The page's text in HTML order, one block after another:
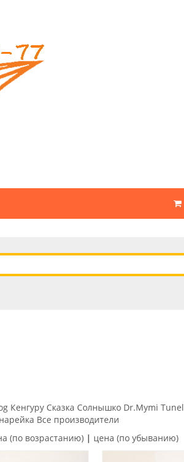
Кенгуру Сказка Солнышко Dr.Mymi Tunel
Все производители
(по возрастанию) | цена (по убыванию)